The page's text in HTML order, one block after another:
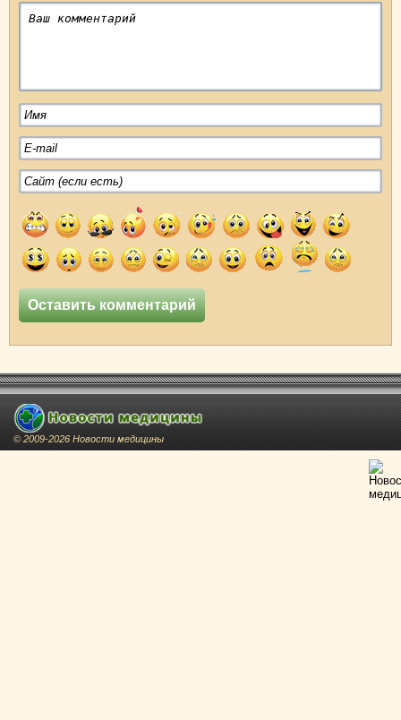
© 2009-2026 Новости медицины